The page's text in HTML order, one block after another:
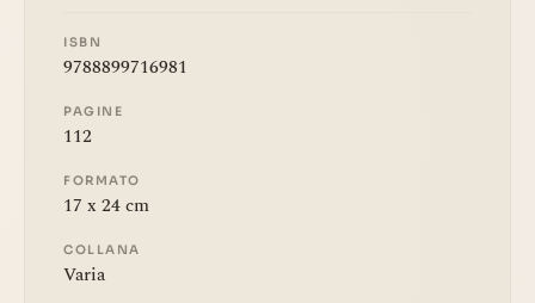
ISBN
9788899716981
PAGINE
112
FORMATO
17 x 24 cm
COLLANA
Varia